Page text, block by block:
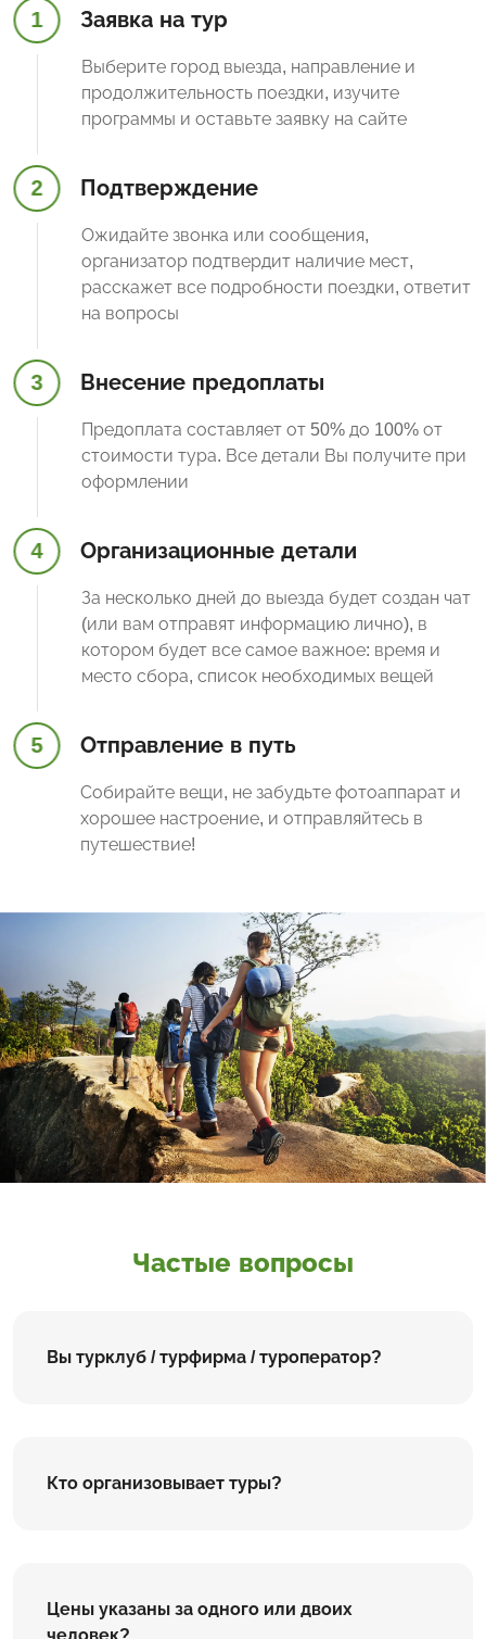
1 Заявка на тур
Выберите город выезда, направление и
продолжительность поездки, изучите
программы и оставьте заявку на сайте
2 Подтверждение
Ожидайте звонка или сообщения,
организатор подтвердит наличие мест,
расскажет все подробности поездки, ответит
на вопросы
3 Внесение предоплаты
Предоплата составляет от 50% до 100% от
стоимости тура. Все детали Вы получите при
оформлении
4 Организационные детали
За несколько дней до выезда будет создан чат
(или вам отправят информацию лично), в
котором будет все самое важное: время и
место сбора, список необходимых вещей
5 Отправление в путь
Собирайте вещи, не забудьте фотоаппарат и
хорошее настроение, и отправляйтесь в
путешествие!
Частые вопросы
Вы турклуб / турфирма / туроператор?
Кто организовывает туры?
Цены указаны за одного или двоих